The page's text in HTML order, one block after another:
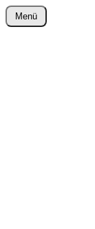
wurster-
Menü
Zum
Inhalt